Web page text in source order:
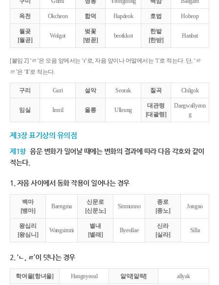
옥천 Okcheon 합덕 Hapdeok 호법 Hobeop
월곶
[월곧]
Wolgot
벚꽃
[벋꼳]
beotkkot
한밭
[한받]
Hanbat
[붙임 2] ‘ㄹ’은 모음 앞에서는 ‘r’로, 자음 앞이나 어말에서는 ‘l’로 적는다. 단, ‘ㄹ
ㄹ’은 ‘ll’로 적는다.
구리 Guri 설악 Seorak 칠곡 Chilgok
임실 Imsil 울릉 Ulleung
대관령
[대괄령]
Daegwallyeon
g
제3장 표기상의 유의점
제1항 음운 변화가 일어날 때에는 변화의 결과에 따라 다음 각호와 같이
적는다.
1. 자음 사이에서 동화 작용이 일어나는 경우
백마
[뱅마]
Baengma
신문로
[신문노]
Sinmunno
종로
[종노]
Jongno
왕십리
[왕심니]
Wangsimni
별내
[별래]
Byeollae
신라
[실라]
Silla
2. ‘ㄴ, ㄹ’이 덧나는 경우
학여울[항녀울] Hangnyeoul 알약[알략] allyak